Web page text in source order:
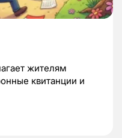
жителям
квитанции и